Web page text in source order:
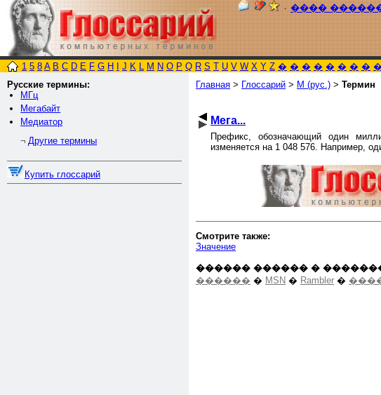
٠ ����
1 5 8 A B C D E F G H J K L M N O P Q R S T U V W X Y Z � � � � � � � � �
Русские термины:
МГц
Мегабайт
Медиатор
¬ Другие термины
Купить глоссарий
Главная > Глоссарий > М (рус.) > Термин
Мега...
Префикс, обозначающий один
изменяется на 1 048 576. Например,
Смотрите также:
Значение
������ ������ �
������ � MSN � Rambler �